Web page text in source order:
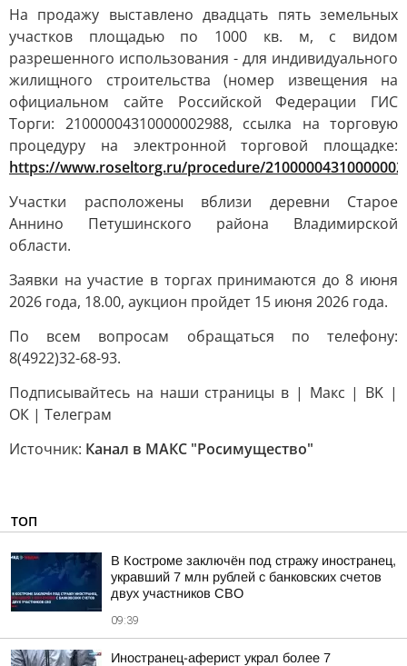
На продажу выставлено двадцать пять земельных
участков площадью по 1000 кв. м, с видом
разрешенного использования - для индивидуального
жилищного строительства (номер извещения на
официальном сайте Российской Федерации ГИС
Торги: 21000004310000002988, ссылка на торговую
процедуру на электронной торговой площадке:
https://www.roseltorg.ru/procedure/
Участки расположены вблизи деревни Старое
Аннино Петушинского района Владимирской
области.
Заявки на участие в торгах принимаются до 8 июня
2026 года, 18.00, аукцион пройдет 15 июня 2026 года.
По всем вопросам обращаться по телефону:
8(4922)32-68-93.
Подписывайтесь на наши страницы в | Mакс | ВK |
ОК | Телеграм
Источник: Канал в МАКС "Росимущество"
ТОП
В Костроме заключён под стражу иностранец,
укравший 7 млн рублей с банковских счетов
двух участников СВО
09:39
Иностранец-аферист украл более 7